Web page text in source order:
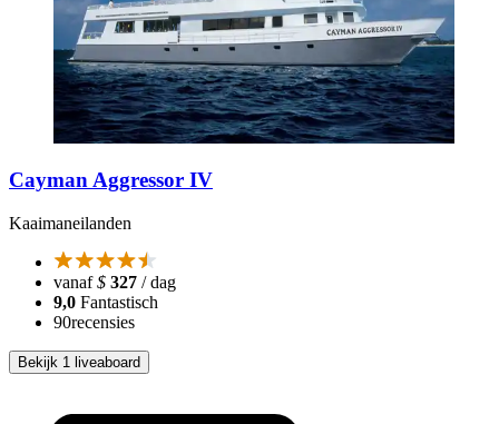
Cayman Aggressor IV
Kaaimaneilanden
vanaf$ 327 / dag
9,0 Fantastisch
90recensies
Bekijk 1 liveaboard